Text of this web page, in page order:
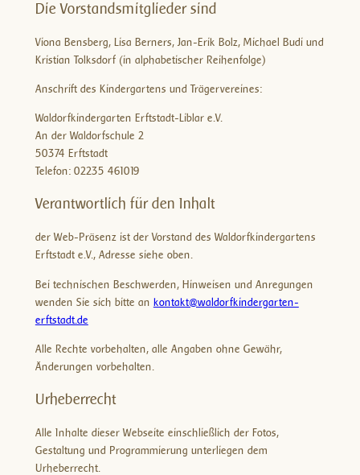
Die Vorstandsmitglieder sind
Viona Bensberg, Lisa Berners, Jan-Erik Bolz, Michael Budi und
Kristian Tolksdorf (in alphabetischer Reihenfolge)
Anschrift des Kindergartens und Trägervereines:
Waldorfkindergarten Erftstadt-Liblar e.V.
An der Waldorfschule 2
50374 Erftstadt
Telefon: 02235 461019
Verantwortlich für den Inhalt
der Web-Präsenz ist der Vorstand des Waldorfkindergartens
Erftstadt e.V., Adresse siehe oben.
Bei technischen Beschwerden, Hinweisen und Anregungen
wenden Sie sich bitte an kontakt@waldorfkindergarten-
erftstadt.de
Alle Rechte vorbehalten, alle Angaben ohne Gewähr,
Änderungen vorbehalten.
Urheberrecht
Alle Inhalte dieser Webseite einschließlich der Fotos,
Gestaltung und Programmierung unterliegen dem
Urheberrecht.